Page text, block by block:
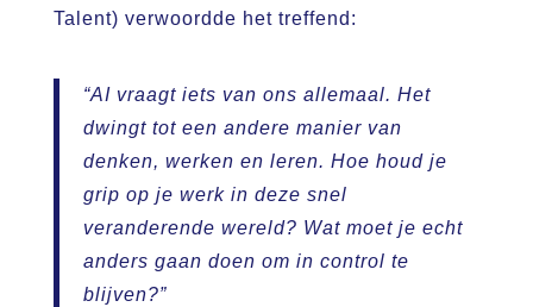
Talent) verwoordde het treffend:
“AI vraagt iets van ons allemaal. Het
dwingt tot een andere manier van
denken, werken en leren. Hoe houd je
grip op je werk in deze snel
veranderende wereld? Wat moet je echt
anders gaan doen om in control te
blijven?”